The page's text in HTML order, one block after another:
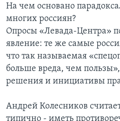
На чем основано
многих россиян?
Опросы «Левада-Центра»
явление: те же самые
что так называемая
больше вреда, чем
решения и инициативы
Андрей Колесников
типично - иметь